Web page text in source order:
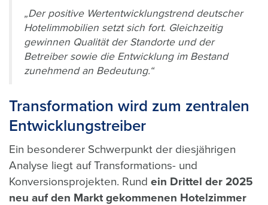
„Der positive Wertentwicklungstrend deutscher
Hotelimmobilien setzt sich fort. Gleichzeitig
gewinnen Qualität der Standorte und der
Betreiber sowie die Entwicklung im Bestand
zunehmend an Bedeutung.“
Transformation wird zum zentralen
Entwicklungstreiber
Ein besonderer Schwerpunkt der diesjährigen
Analyse liegt auf Transformations- und
Konversionsprojekten. Rund ein Drittel der 2025
neu auf den Markt gekommenen Hotelzimmer